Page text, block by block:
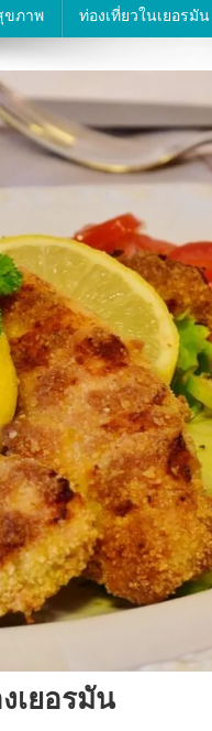
ขภาพ ท่องเที่ยวในเยอรมัน
เยอรมัน